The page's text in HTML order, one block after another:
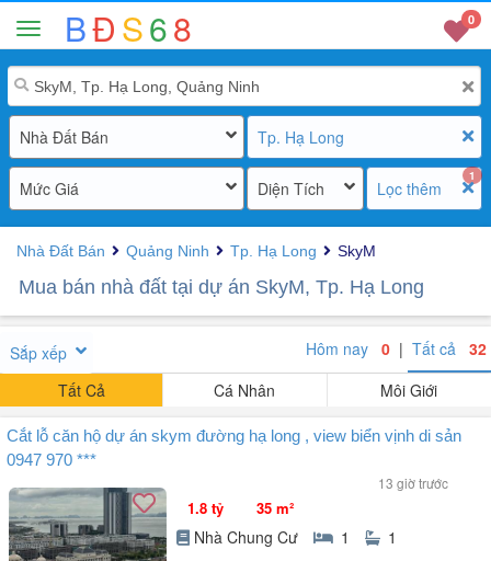
BĐS68 0
Nhà Đất Bán Tp. Hạ Long
Mức Giá Diện Tích
1
Lọc thêm
Nhà Đất Bán Quảng Ninh Tp. Hạ Long SkyM
Mua bán nhà đất tại dự án SkyM, Tp. Hạ Long
Sắp xếp Hôm nay 0 | Tất cả 32
Tất Cả
Cá Nhân Môi Giới
Cắt lỗ căn hộ dự án skym đường hạ long , view biển vịnh di sản
0947 970 ***
13 giờ trước
1.8 tỷ 35 m²
Nhà Chung Cư 1 1